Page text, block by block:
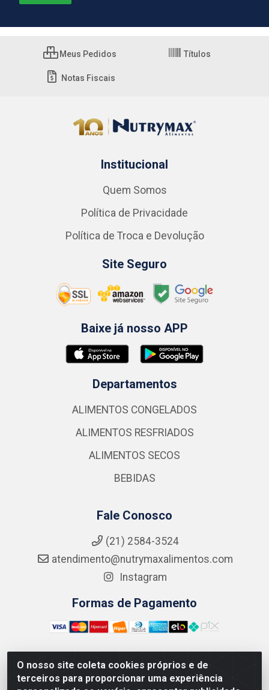
O nosso site coleta cookies próprios e de
terceiros para proporcionar uma experiência
Meus Pedidos Títulos
Notas Fiscais
Institucional
Quem Somos
Política de Privacidade
Política de Troca e Devolução
Site Seguro
Baixe já nosso APP
Departamentos
ALIMENTOS CONGELADOS
ALIMENTOS RESFRIADOS
ALIMENTOS SECOS
BEBIDAS
Fale Conosco
(21) 2584-3524
atendimento@nutrymaxalimentos.com
Instagram
Formas de Pagamento
NUTRY MAX COMÉRCIO DE PRODUTOS ALIMENTICIOS
LTDA - RUA DO FEIJÃO, 721 PENHA CIRCULAR/RJ -